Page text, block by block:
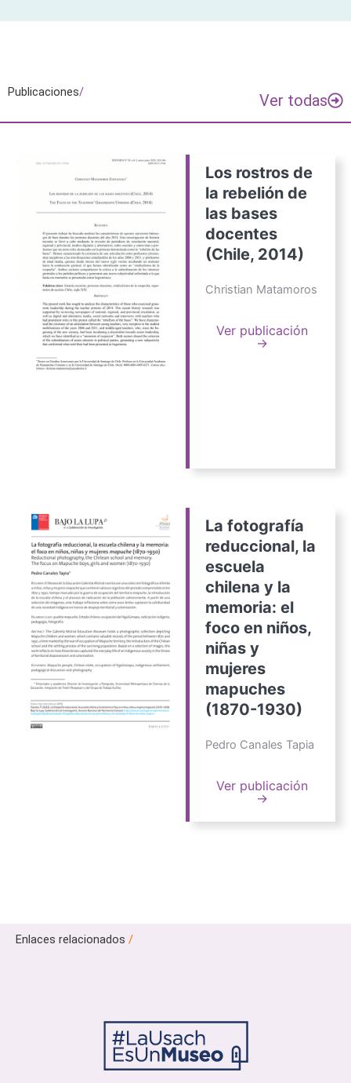
Publicaciones/ Ver todas
Los rostros de
la rebelión de
las bases
docentes
(Chile, 2014)
Christian Matamoros
Ver publicación
→
La fotografía
reduccional, la
escuela
chilena y la
memoria: el
foco en niños,
niñas y
mujeres
mapuches
(1870-1930)
Pedro Canales Tapia
Ver publicación
→
Enlaces relacionados /